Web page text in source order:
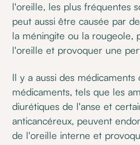
l'oreille, les plus fréquentes
peut aussi être causée par
la méningite ou la rougeole,
l'oreille et provoquer une
Il y a aussi des médicaments
médicaments, tels que les
diurétiques de l'anse et
anticancéreux, peuvent
de l'oreille interne et